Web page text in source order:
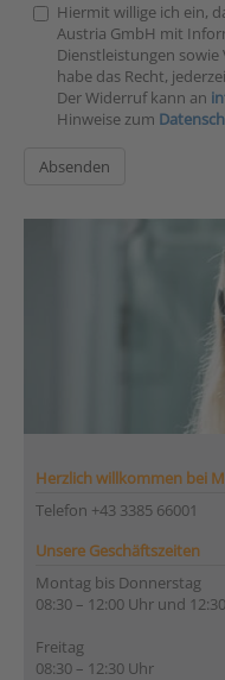
Hiermit willige ich ein,
Austria GmbH mit
Dienstleistungen
habe das Recht,
Der Widerruf kann an
Hinweise zum
Herzlich willkommen bei
Telefon +43 3385 66001
Unsere Geschäftszeiten
Montag bis Donnerstag
08:30 – 12:00 Uhr und
Freitag
08:30 – 12:30 Uhr